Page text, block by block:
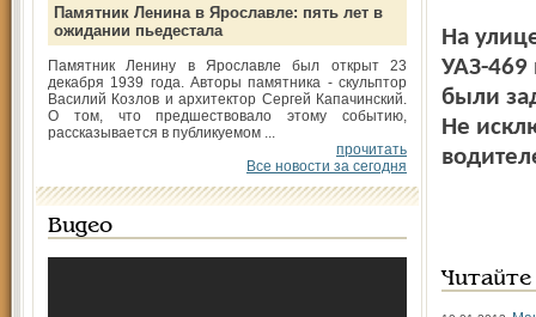
Памятник Ленина в Ярославле: пять лет в
ожидании пьедестала
Памятник Ленину в Ярославле был открыт 23
декабря 1939 года. Авторы памятника - скульптор
Василий Козлов и архитектор Сергей Капачинский.
О том, что предшествовало этому событию,
рассказывается в публикуемом ...
прочитать
Все новости за сегодня
Видео
На
УАЗ-469
были
Не